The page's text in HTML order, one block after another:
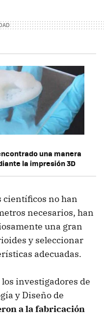
una manera
la impresión 3D
científicos no han
necesarios, han
una gran
y seleccionar
adecuadas.
investigadores de
y Diseño de
a la fabricación